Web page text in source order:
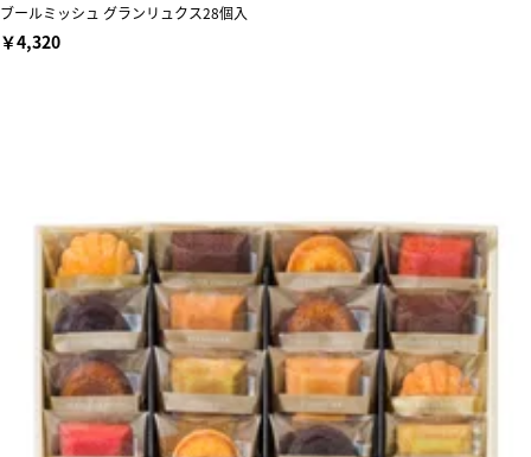
ブールミッシュ グランリュクス28個入
￥4,320